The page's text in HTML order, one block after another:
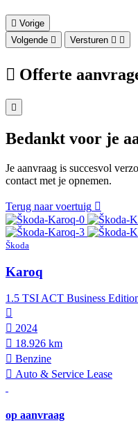
Vorige
Volgende
Versturen
Offerte
Bedankt voor je
Je aanvraag is succesvol
contact met je opnemen.
Terug naar voertuig
Škoda
Karoq
1.5 TSI ACT Business
2024
18.926 km
Benzine
Auto & Service Lease
op aanvraag